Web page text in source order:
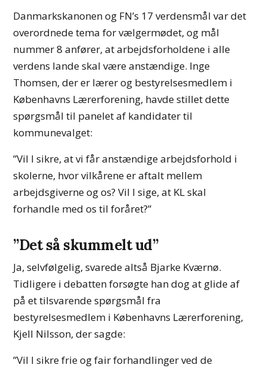
Danmarkskanonen og FN’s 17 verdensmål var det
overordnede tema for vælgermødet, og mål
nummer 8 anfører, at arbejdsforholdene i alle
verdens lande skal være anstændige. Inge
Thomsen, der er lærer og bestyrelsesmedlem i
Københavns Lærerforening, havde stillet dette
spørgsmål til panelet af kandidater til
kommunevalget:
”Vil I sikre, at vi får anstændige arbejdsforhold i
skolerne, hvor vilkårene er aftalt mellem
arbejdsgiverne og os? Vil I sige, at KL skal
forhandle med os til foråret?”
”Det så skummelt ud”
Ja, selvfølgelig, svarede altså Bjarke Kværnø.
Tidligere i debatten forsøgte han dog at glide af
på et tilsvarende spørgsmål fra
bestyrelsesmedlem i Københavns Lærerforening,
Kjell Nilsson, der sagde:
”Vil I sikre frie og fair forhandlinger ved de